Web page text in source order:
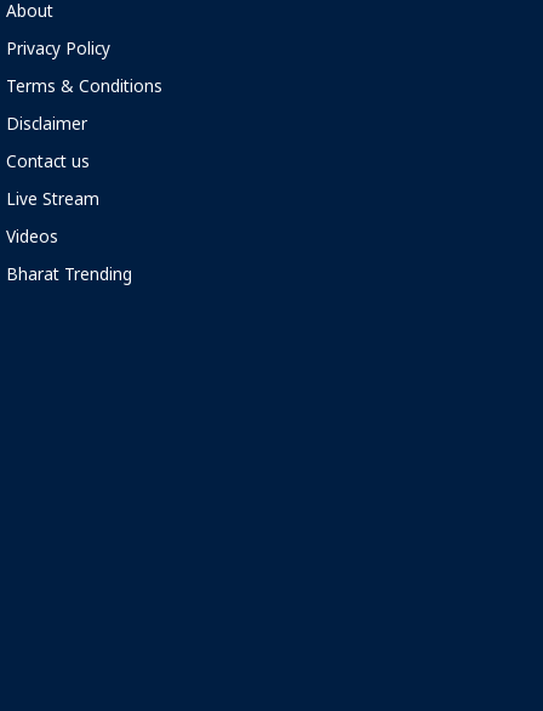
About
Privacy Policy
Terms & Conditions
Disclaimer
Contact us
Live Stream
Videos
Bharat Trending